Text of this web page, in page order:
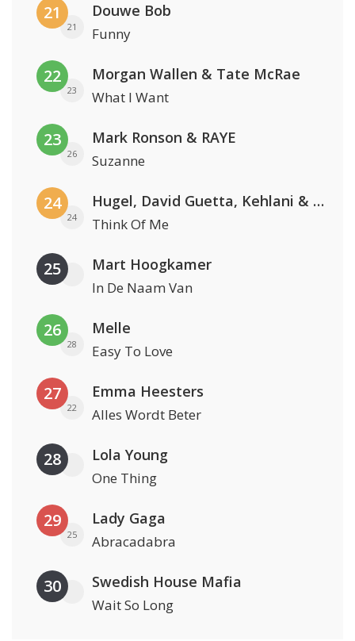
21
21
Douwe Bob
Funny
22
23
Morgan Wallen & Tate McRae
What I Want
23
26
Mark Ronson & RAYE
Suzanne
24
24
Hugel, David Guetta, Kehlani & Daecolm
Think Of Me
25 Mart Hoogkamer
In De Naam Van
26
28
Melle
Easy To Love
27
22
Emma Heesters
Alles Wordt Beter
28 Lola Young
One Thing
29
25
Lady Gaga
Abracadabra
30 Swedish House Mafia
Wait So Long